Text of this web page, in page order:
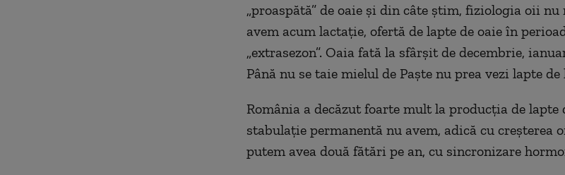
„proaspătă” de oaie și din câte știm, fiziologia oii
avem acum lactație, ofertă de lapte de oaie în
„extrasezon”. Oaia fată la sfârșit de decembrie,
Până nu se taie mielul de Paște nu prea vezi lapte de
România a decăzut foarte mult la producția de lapte
stabulație permanentă nu avem, adică cu creșterea
putem avea două fătări pe an, cu sincronizare